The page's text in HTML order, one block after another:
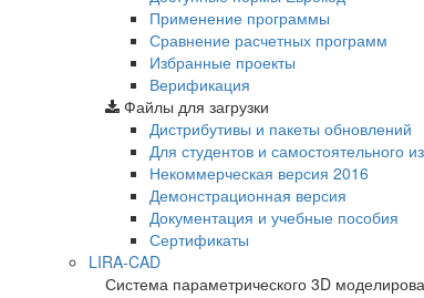
Применение программы
Сравнение расчетных программ
Избранные проекты
Верификация
Файлы для загрузки
Дистрибутивы и пакеты обновлений
Для студентов и самостоятельного
Некоммерческая версия 2016
Демонстрационная версия
Документация и учебные пособия
Сертификаты
LIRA-CAD
Система параметрического 3D